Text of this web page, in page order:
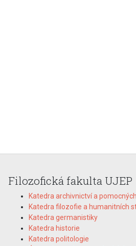
Filozofická fakulta UJEP
Katedra archivnictví a
Katedra filozofie a humanitních
Katedra germanistiky
Katedra historie
Katedra politologie